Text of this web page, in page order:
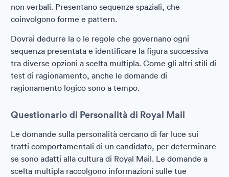
non verbali. Presentano sequenze spaziali, che
coinvolgono forme e pattern.
Dovrai dedurre la o le regole che governano ogni
sequenza presentata e identificare la figura successiva
tra diverse opzioni a scelta multipla. Come gli altri stili di
test di ragionamento, anche le domande di
ragionamento logico sono a tempo.
Questionario di Personalità di Royal Mail
Le domande sulla personalità cercano di far luce sui
tratti comportamentali di un candidato, per determinare
se sono adatti alla cultura di Royal Mail. Le domande a
scelta multipla raccolgono informazioni sulle tue